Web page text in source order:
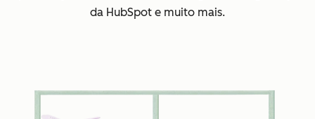
da HubSpot e muito mais.